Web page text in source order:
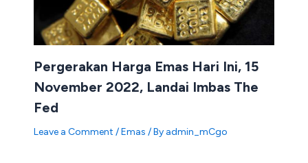
Pergerakan Harga Emas Hari Ini, 15
November 2022, Landai Imbas The
Fed
Leave a Comment /Emas / By admin_mCgo